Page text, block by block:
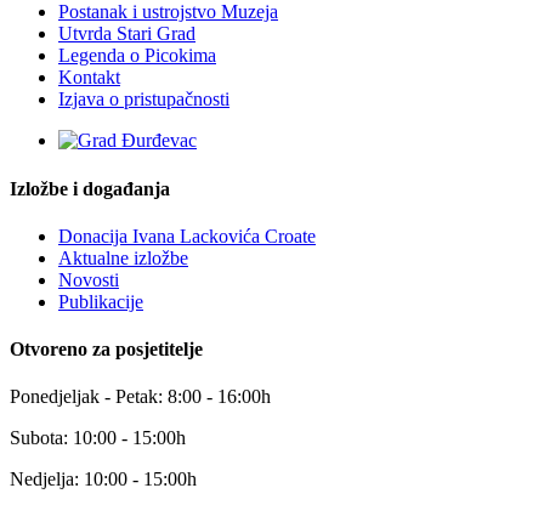
Postanak i ustrojstvo Muzeja
Utvrda Stari Grad
Legenda o Picokima
Kontakt
Izjava o pristupačnosti
Izložbe i događanja
Donacija Ivana Lackovića Croate
Aktualne izložbe
Novosti
Publikacije
Otvoreno za posjetitelje
Ponedjeljak - Petak: 8:00 - 16:00h
Subota: 10:00 - 15:00h
Nedjelja: 10:00 - 15:00h